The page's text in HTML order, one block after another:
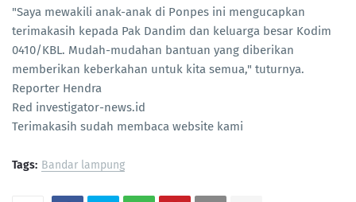
"Saya mewakili anak-anak di Ponpes ini mengucapkan
terimakasih kepada Pak Dandim dan keluarga besar Kodim
0410/KBL. Mudah-mudahan bantuan yang diberikan
memberikan keberkahan untuk kita semua," tuturnya.
Reporter Hendra
Red investigator-news.id
Terimakasih sudah membaca website kami
Tags: Bandar lampung